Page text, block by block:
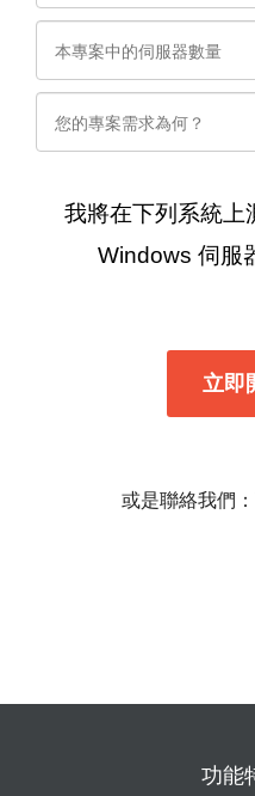
我將在下列系統上
Windows 伺服
或是聯絡我們
功能